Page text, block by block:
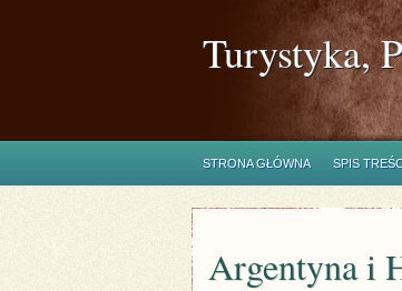
Turystyka,
STRONA GŁÓWNA SPIS
Argentyna i